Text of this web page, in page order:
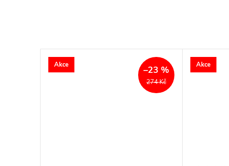
Akce
274 Kč
–23 % Akce